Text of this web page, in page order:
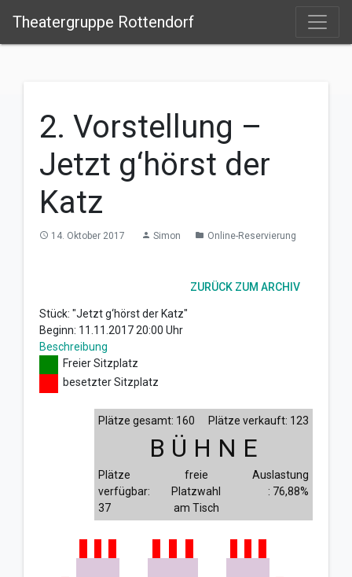
Theatergruppe Rottendorf
2. Vorstellung –
Jetzt g‘hörst der
Katz
access_time 14. Oktober 2017 person Simon folder Online-Reservierung
ZURÜCK ZUM ARCHIV
Stück: "Jetzt g‘hörst der Katz"
Beginn: 11.11.2017 20:00 Uhr
Beschreibung
Freier Sitzplatz
besetzter Sitzplatz
Plätze gesamt: 160 Plätze verkauft: 123
B Ü H N E
Plätze
verfügbar:
37
freie
Platzwahl
am Tisch
Auslastung
: 76,88%